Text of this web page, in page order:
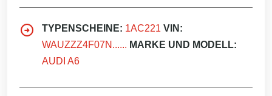
TYPENSCHEINE: 1AC221 VIN:
WAUZZZ4F07N...... MARKE UND MODELL:
AUDI A6